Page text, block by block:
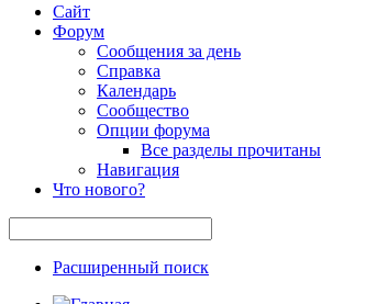
Сайт
Форум
Сообщения за день
Справка
Календарь
Сообщество
Опции форума
Все разделы прочитаны
Навигация
Что нового?
Расширенный поиск